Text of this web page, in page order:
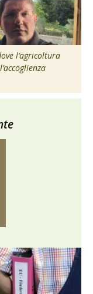
l’agricoltura